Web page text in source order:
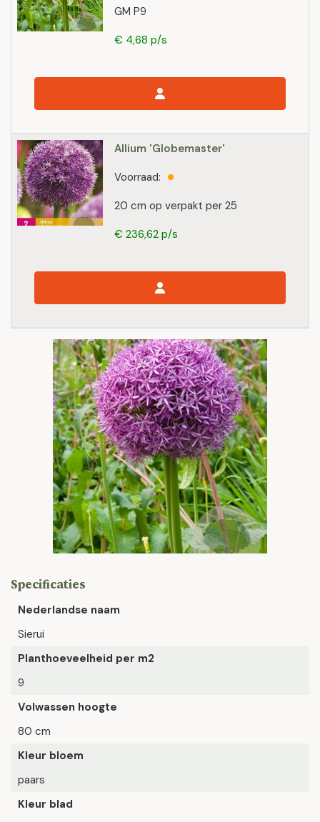
GM P9
€ 4,68 p/s
Allium 'Globemaster'
20 cm op verpakt per 25
Voorraad:
€ 236,62 p/s
Specificaties
Nederlandse naam
Sierui
Planthoeveelheid per m2
9
Volwassen hoogte
80 cm
Kleur bloem
paars
Kleur blad